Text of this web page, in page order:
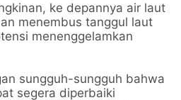
ke depannya air laut
menembus tanggul laut
menenggelamkan
sungguh-sungguh bahwa
segera diperbaiki